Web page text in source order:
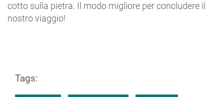
cotto sulla pietra. Il modo migliore per concludere il
nostro viaggio!
Tags: